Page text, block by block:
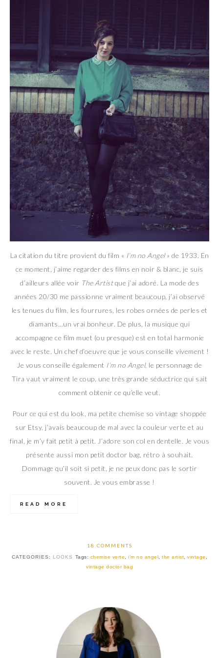
La citation du titre provient du film « I’m no Angel» de 1933. En
ce moment, j’aime regarder des films en noir & blanc, je suis
d’ailleurs allée voir The Artistque j’ai adoré. La mode des
années 20/30 me passionne vraiment beaucoup, j’ai observé
les tenues du film, les fourrures, les robes ornées de perles et
diamants…un vrai bonheur. De plus, la musique qui
accompagne ce film muet (ou presque) est en total harmonie
avec le reste. Un chef d’oeuvre que je vous conseille vivement !
Je vous conseille également I’m no Angel, le personnage de
Tira vaut vraiment le coup, une très grande séductrice qui sait
comment obtenir ce qu’elle veut.
Pour ce qui est du look, ma petite chemise so vintage shoppée
sur Etsy, j’avais beaucoup de mal avec la couleur verte et au
final, je m’y fait petit à petit. J’adore son col en dentelle. Je vous
présente aussi mon petit doctor bag, rétro à souhait.
Dommage qu’il soit si petit, je ne peux donc pas le sortir
souvent. Je vous embrasse !
READ MORE
18 COMMENTS
CATEGORIES: LOOKS Tags: chemise verte ,i'm no angel ,the artist ,vintage
vintage doctor bag